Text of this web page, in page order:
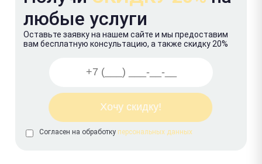
любые услуги
Оставьте заявку на нашем сайте и мы предоставим
вам бесплатную консультацию, а также скидку 20%
Согласен на обработку персональных данных